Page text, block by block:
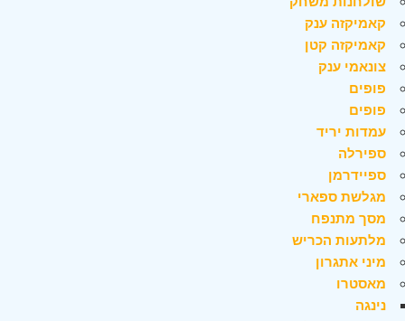
קאמיקזה ענק
קאמיקזה קטן
צונאמי ענק
פופים
פופים
עמדות יריד
ספירלה
ספיידרמן
מגלשת ספארי
מסך מתנפח
מלתעות הכריש
מיני אתגרון
מאסטרו
נינגה